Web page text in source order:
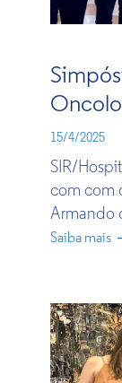
15/4/2025
SIR/
com com
Armando
Saiba mais